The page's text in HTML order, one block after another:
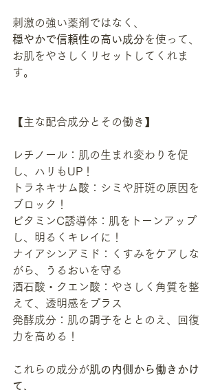
刺激の強い薬剤ではなく、
穏やかで信頼性の高い成分を使って、
お肌をやさしくリセットしてくれま
す。
【主な配合成分とその働き】
レチノール：肌の生まれ変わりを促
し、ハリもUP！
トラネキサム酸：シミや肝斑の原因を
ブロック！
ビタミンC誘導体：肌をトーンアップ
し、明るくキレイに！
ナイアシンアミド：くすみをケアしな
がら、うるおいを守る
酒石酸・クエン酸：やさしく角質を整
えて、透明感をプラス
発酵成分：肌の調子をととのえ、回復
力を高める！
これらの成分が肌の内側から働きかけ
て、